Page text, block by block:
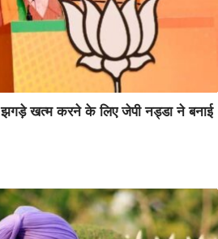
खत्म करने के लिए जेपी नड्डा ने बनाई